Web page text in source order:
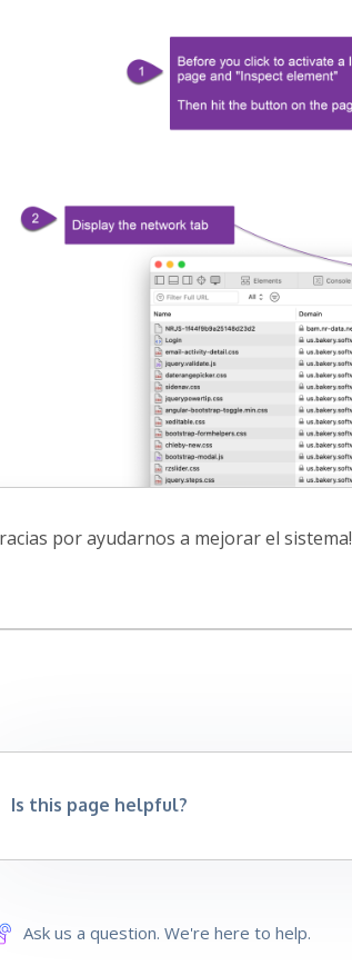
por ayudarnos a mejorar el sistema!
Is this page helpful?
Ask us a question. We're here to help.